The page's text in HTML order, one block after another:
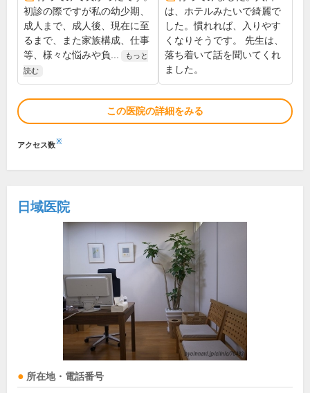
初診の際ですが私の幼少期、
成人まで、成人後、現在に至
るまで、また家族構成、仕事
等、様々な悩みや負...
もっと
読む
は、ホテルみたいで綺麗で
した。慣れれば、入りやす
くなりそうです。 先生は、
落ち着いて話を聞いてくれ
ました。
この医院の詳細をみる
アクセス数※
日域医院
所在地・電話番号